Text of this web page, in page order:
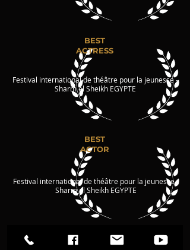
BEST
ACTRESS
Festival international de théâtre pour la jeunesse -
Sharm el Sheikh EGYPTE
BEST
ACTOR
Festival international de théâtre pour la jeunesse -
Sharm el Sheikh EGYPTE